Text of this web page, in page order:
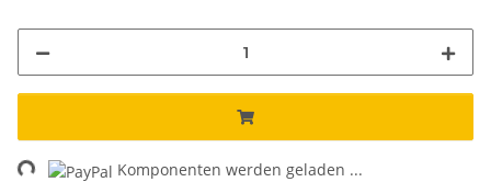
Komponenten werden geladen ...